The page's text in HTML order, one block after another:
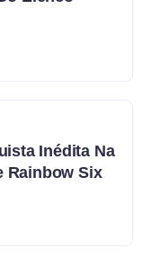
Inédita Na
Rainbow Six